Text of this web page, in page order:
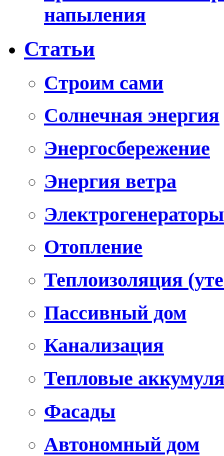
напыления
Статьи
Cтроим сами
Солнечная энергия
Энергосбережение
Энергия ветра
Электрогенераторы
Отопление
Теплоизоляция
Пассивный дом
Канализация
Тепловые
Фасады
Автономный дом